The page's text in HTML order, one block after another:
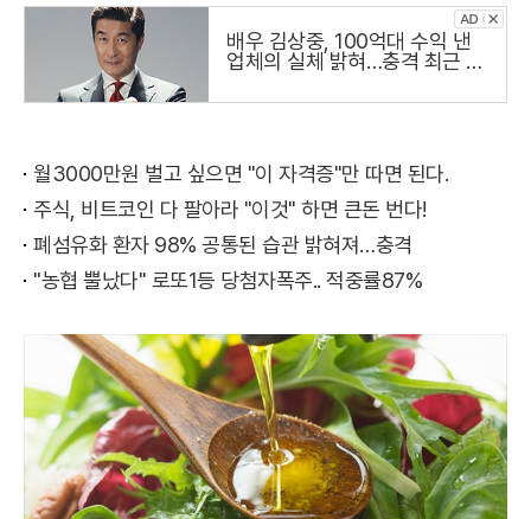
배우 김상중, 100억대 수익 낸
업체의 실체 밝혀…충격 최근 냉
의 사랑을 받는 국민 배우 김상
월3000만원 벌고 싶으면 "이 자격증"만 따면 된다.
주식, 비트코인 다 팔아라 "이것" 하면 큰돈 번다!
폐섬유화 환자 98% 공통된 습관 밝혀져…충격
"농협 뿔났다" 로또1등 당첨자폭주.. 적중률87%